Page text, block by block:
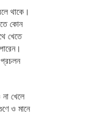
থাকে।
কোন
খেতে
প্রচলন
খেলে
ও মানে